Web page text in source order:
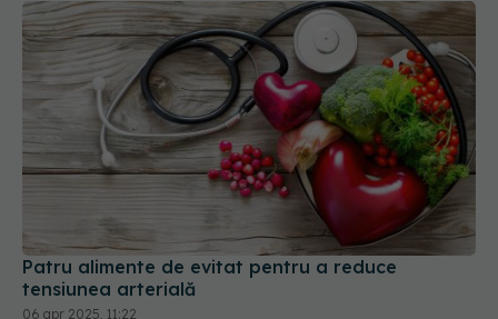
Patru alimente de evitat pentru a reduce
06 apr 2025, 11:22